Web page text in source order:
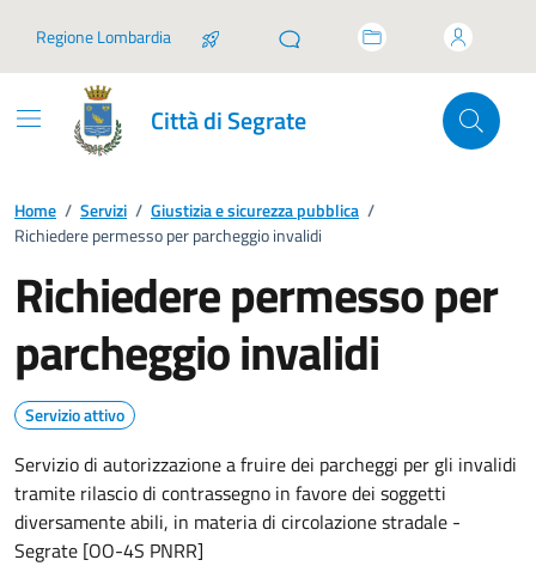
Regione Lombardia
Città di Segrate
Home / Servizi / Giustizia e sicurezza pubblica /
Richiedere permesso per parcheggio invalidi
Richiedere permesso per
parcheggio invalidi
Servizio attivo
Servizio di autorizzazione a fruire dei parcheggi per gli invalidi
tramite rilascio di contrassegno in favore dei soggetti
diversamente abili, in materia di circolazione stradale -
Segrate [OO-4S PNRR]